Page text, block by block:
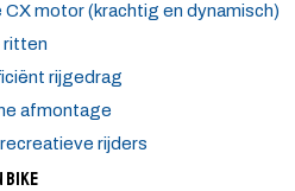
motor (krachtig en dynamisch)
ritten
rijgedrag
afmontage
rijders
Bike